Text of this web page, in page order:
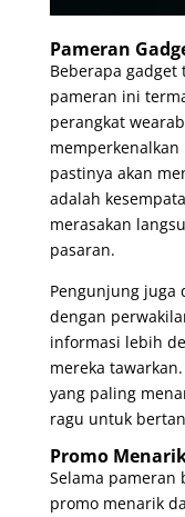
Pameran
Beberapa
pameran ini
perangkat
pastinya akan
adalah
merasakan
pasaran.
Pengunjung juga
dengan
informasi lebih
mereka
yang paling
ragu untuk
Promo
Selama pameran
promo menarik